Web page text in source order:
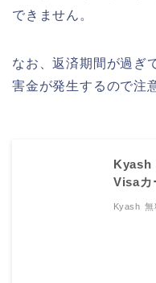
できません。
なお、返済期間が過ぎ
害金が発生するので注
Kyash
Visaカ
Kyash 無